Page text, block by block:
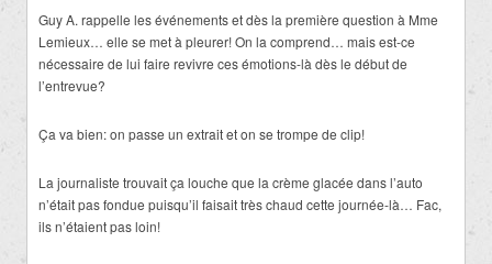
Guy A. rappelle les événements et dès la première question à Mme
Lemieux… elle se met à pleurer! On la comprend… mais est-ce
nécessaire de lui faire revivre ces émotions-là dès le début de
l’entrevue?
Ça va bien: on passe un extrait et on se trompe de clip!
La journaliste trouvait ça louche que la crème glacée dans l’auto
n’était pas fondue puisqu’il faisait très chaud cette journée-là… Fac,
ils n’étaient pas loin!